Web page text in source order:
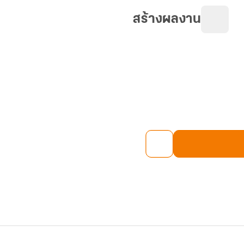
สร้างผลงาน